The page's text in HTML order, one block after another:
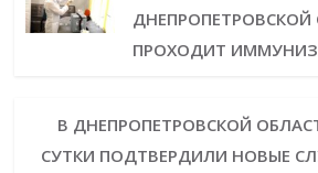
ДНЕПРОПЕТРОВСКОЙ
ПРОХОДИТ
В ДНЕПРОПЕТРОВСКОЙ
СУТКИ ПОДТВЕРДИЛИ НОВЫЕ